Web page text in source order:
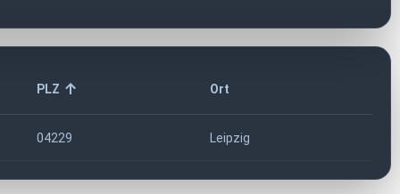
PLZ Ort
04229 Leipzig